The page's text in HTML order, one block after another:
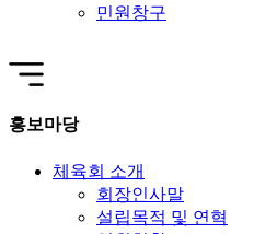
민원창구
홍보마당
체육회 소개
회장인사말
설립목적 및 연혁